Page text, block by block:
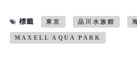
標籤 東京 品川水族館
MAXELL AQUA PARK